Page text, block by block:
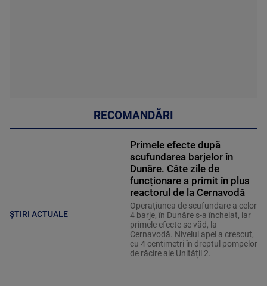
RECOMANDĂRI
ȘTIRI ACTUALE
Primele efecte după
scufundarea barjelor în
Dunăre. Câte zile de
funcționare a primit în plus
reactorul de la Cernavodă
Operațiunea de scufundare a celor
4 barje, în Dunăre s-a încheiat, iar
primele efecte se văd, la
Cernavodă. Nivelul apei a crescut,
cu 4 centimetri în dreptul pompelor
de răcire ale Unității 2.